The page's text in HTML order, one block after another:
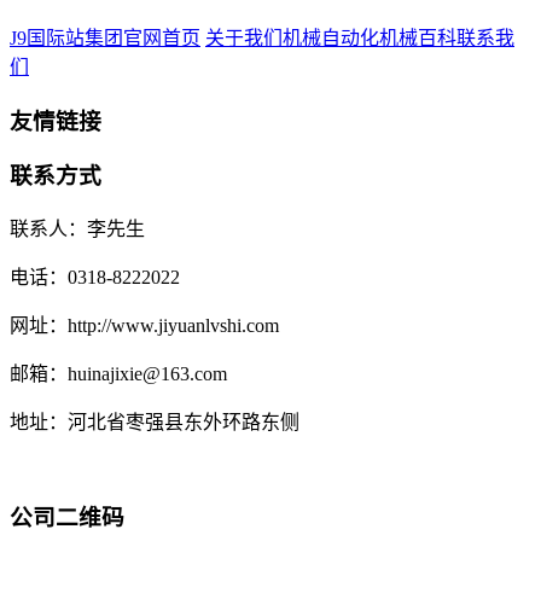
J9国际站集团官网首页 关于我们 机械自动化机械百科联系我
们
友情链接
联系方式
联系人：李先生
电话：0318-8222022
网址：http://www.jiyuanlvshi.com
邮箱：huinajixie@163.com
地址：河北省枣强县东外环路东侧
公司二维码